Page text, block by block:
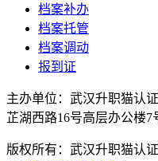
档案补办
档案托管
档案调动
报到证
主办单位：武汉升职猫认
芷湖西路16号高层办公楼
版权所有：武汉升职猫